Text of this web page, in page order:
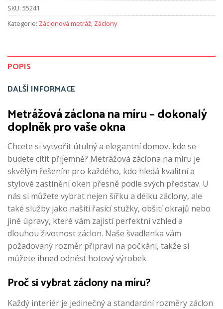
SKU: 55241
Kategorie: Záclonová metráž, Záclony
POPIS
DALŠÍ INFORMACE
Metrážová záclona na míru – dokonalý
doplněk pro vaše okna
Chcete si vytvořit útulný a elegantní domov, kde se
budete cítit příjemně? Metrážová záclona na míru je
skvělým řešením pro každého, kdo hledá kvalitní a
stylové zastínění oken přesně podle svých představ. U
nás si můžete vybrat nejen šířku a délku záclony, ale
také služby jako našití řasící stužky, obšití okrajů nebo
jiné úpravy, které vám zajistí perfektní vzhled a
dlouhou životnost záclon. Naše švadlenka vám
požadovaný rozměr připraví na počkání, takže si
můžete ihned odnést hotový výrobek.
Proč si vybrat záclony na míru?
Každý interiér je jedinečný a standardní rozměry záclon